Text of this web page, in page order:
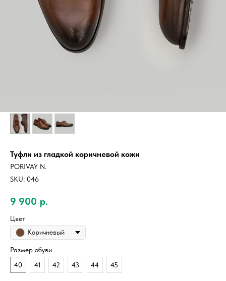
Туфли из гладкой коричневой кожи
PORIVAY N.
SKU: 046
9 900 р.
Цвет
Коричневый
Размер обуви
40
41 42 43 44 45